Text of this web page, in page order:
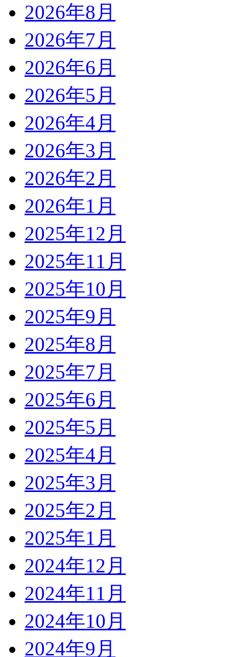
2026年8月
2026年7月
2026年6月
2026年5月
2026年4月
2026年3月
2026年2月
2026年1月
2025年12月
2025年11月
2025年10月
2025年9月
2025年8月
2025年7月
2025年6月
2025年5月
2025年4月
2025年3月
2025年2月
2025年1月
2024年12月
2024年11月
2024年10月
2024年9月